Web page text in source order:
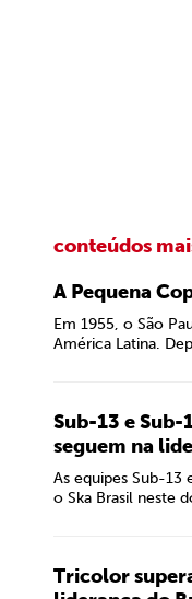
conteúdos
A Pequena
Em 1955, o São
América Latina.
Sub-13 e Sub-
seguem na
As equipes Sub-13
o Ska Brasil neste
Tricolor